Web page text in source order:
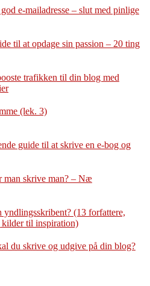
e-mailadresse – slut med pinlige
til at opdage sin passion – 20 ting
trafikken til din blog med
(lek. 3)
guide til at skrive en e-bog og
man skrive man? – Næ
yndlingsskribent? (13 forfattere,
kilder til inspiration)
du skrive og udgive på din blog?